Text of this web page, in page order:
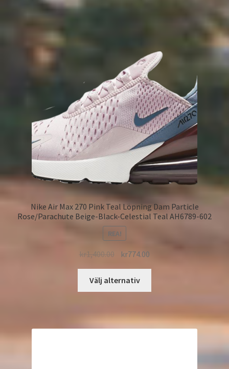
Nike Air Max 270 Pink Teal Löpning Dam Particle
Rose/Parachute Beige-Black-Celestial Teal AH6789-602
REA!
kr1,400.00 kr774.00
Välj alternativ